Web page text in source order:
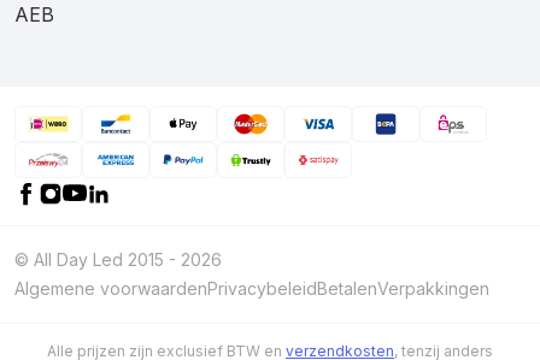
AEB
© All Day Led 2015 - 2026
Algemene voorwaardenPrivacybeleidBetalenVerpakkingen
Alle prijzen zijn exclusief BTW en verzendkosten, tenzij anders